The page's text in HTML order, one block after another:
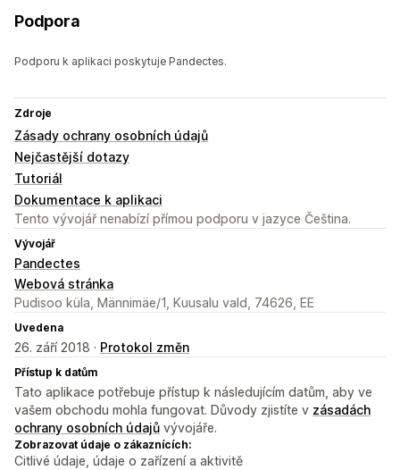
Podpora
Podporu k aplikaci poskytuje Pandectes.
Zdroje
Zásady ochrany osobních údajů
Nejčastější dotazy
Tutoriál
Dokumentace k aplikaci
Tento vývojář nenabízí přímou podporu v jazyce Čeština.
Vývojář
Pandectes
Webová stránka
Pudisoo küla, Männimäe/1, Kuusalu vald, 74626, EE
Uvedena
26. září 2018 · Protokol změn
Přístup k datům
Tato aplikace potřebuje přístup k následujícím datům, aby ve
vašem obchodu mohla fungovat. Důvody zjistíte v zásadách
ochrany osobních údajů vývojáře.
Zobrazovat údaje o zákaznících:
Citlivé údaje, údaje o zařízení a aktivitě